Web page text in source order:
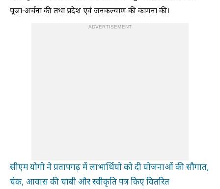
पूजा-अर्चना की तथा प्रदेश एवं जनकल्याण की कामना की।
ADVERTISEMENT
सीएम योगी ने प्रतापगढ़ में लाभार्थियों को दी योजनाओं की सौगात,
चेक, आवास की चाबी और स्वीकृति पत्र किए वितरित